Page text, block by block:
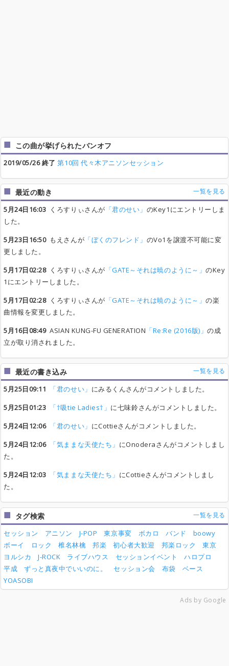
この曲が挙げられたバンオフ
2019/05/26 終了 第10回 代々木アニソンセッション
最近の動き 一覧を見る
5月24日16:03 くろすりぃさんが 「君のせい」 のKey1にエントリーしま
した。
5月23日16:50もえさんが 「ぼくのフレンド」 のVo1を譲渡不可能に変
更しました。
5月17日02:28くろすりぃさんが 「GATE～それは暁のように～」のKey
1にエントリーしました。
5月17日02:28くろすりぃさんが 「GATE～それは暁のように～」の楽
曲情報を変更しました。
5月16日08:49ASIAN KUNG-FU GENERATION 「Re:Re (2016版)」の成
立が取り消されました。
最近の書き込み 一覧を見る
5月25日09:11 「君のせい」 にみるくんさんがコメントしました。
5月25日01:23
「†吸tie Ladies†」 に七味鈴さんがコメントしました。
5月24日12:06
「君のせい」 にCottieさんがコメントしました。
5月24日12:06
「気ままな天使たち」 にOnoderaさんがコメントしまし
た。
5月24日12:03
「気ままな天使たち」 にCottieさんがコメントしまし
た。
タグ検索 一覧を見る
セッション アニソン J-POP 東京事変 ボカロ バンド
boowy
ボーイ
ロック 椎名林檎 邦楽 初心者大歓迎 邦楽ロック
東京
ヨルシカ
J-ROCK ライブハウス セッションイベント
ハロプロ
平成
ずっと真夜中でいいのに。 セッション会 布袋
ベース
YOASOBI
Ads by Google